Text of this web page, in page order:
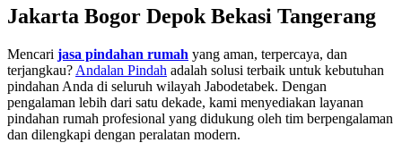
Jakarta Bogor Depok Bekasi Tangerang
Mencari jasa pindahan rumah yang aman, terpercaya, dan
terjangkau? Andalan Pindah adalah solusi terbaik untuk kebutuhan
pindahan Anda di seluruh wilayah Jabodetabek. Dengan
pengalaman lebih dari satu dekade, kami menyediakan layanan
pindahan rumah profesional yang didukung oleh tim berpengalaman
dan dilengkapi dengan peralatan modern.